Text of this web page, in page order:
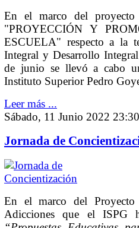
En el marco del proyecto
"PROYECCIÓN Y
ESCUELA" respecto a la
Integral y Desarrollo
de junio se llevó a cabo
Instituto Superior Pedro
Leer más ...
Sábado, 11 Junio 2022 23:30
Jornada de
En el marco del Proyecto
Adicciones que el ISPG